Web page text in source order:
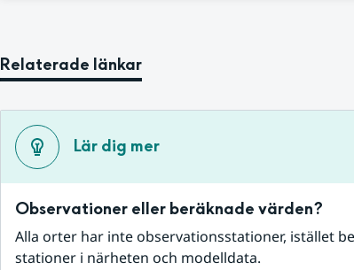
Relaterade länkar
Lär dig mer
Observationer eller beräknade värden?
Alla orter har inte observationsstationer, istället
stationer i närheten och modelldata.